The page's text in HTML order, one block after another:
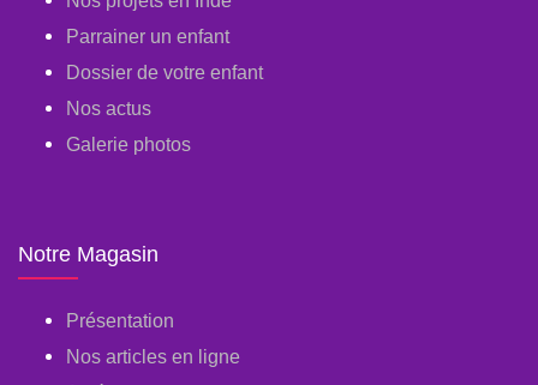
Parrainer un enfant
Dossier de votre enfant
Nos actus
Galerie photos
Notre Magasin
Présentation
Nos articles en ligne